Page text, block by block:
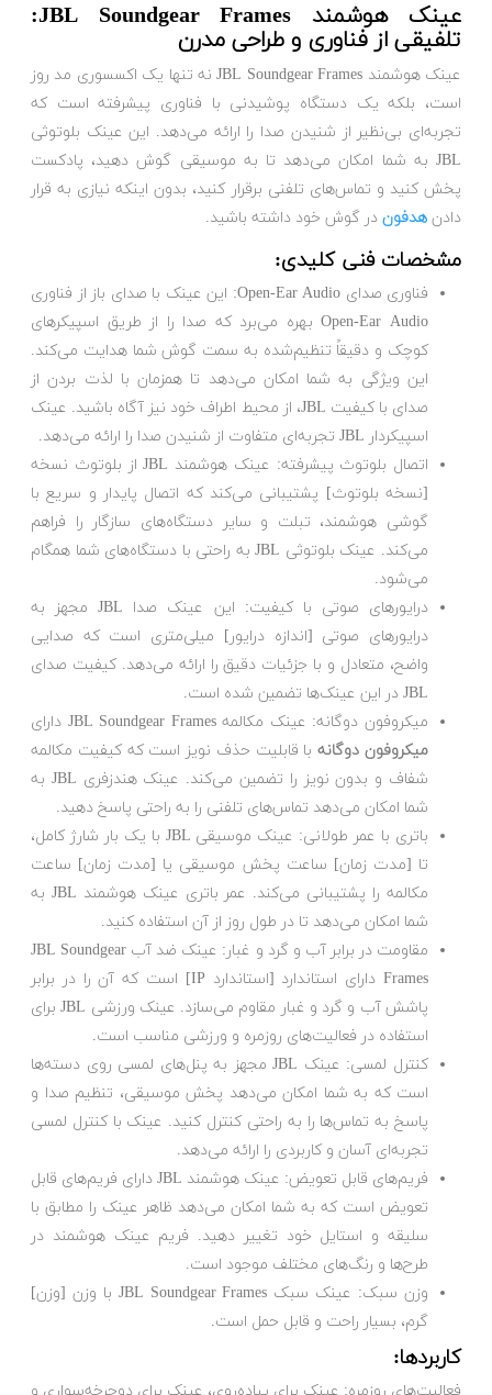
عینک هوشمند JBL Soundgear Frames:
تلفیقی از فناوری و طراحی مدرن
عینک هوشمند JBL Soundgear Frames نه تنها یک اکسسوری مد روز
است، بلکه یک دستگاه پوشیدنی با فناوری پیشرفته است که
تجربه‌ای بی‌نظیر از شنیدن صدا را ارائه می‌دهد. این عینک بلوتوثی
JBL به شما امکان می‌دهد تا به موسیقی گوش دهید، پادکست
پخش کنید و تماس‌های تلفنی برقرار کنید، بدون اینکه نیازی به قرار
دادن هدفون در گوش خود داشته باشید.
مشخصات فنی کلیدی:
فناوری صدای Open-Ear Audio: این عینک با صدای باز از فناوری
Open-Ear Audio بهره می‌برد که صدا را از طریق اسپیکرهای
کوچک و دقیقاً تنظیم‌شده به سمت گوش شما هدایت می‌کند.
این ویژگی به شما امکان می‌دهد تا همزمان با لذت بردن از
صدای با کیفیت JBL، از محیط اطراف خود نیز آگاه باشید. عینک
اسپیکردار JBL تجربه‌ای متفاوت از شنیدن صدا را ارائه می‌دهد.
اتصال بلوتوث پیشرفته: عینک هوشمند JBL از بلوتوث نسخه
[نسخه بلوتوث] پشتیبانی می‌کند که اتصال پایدار و سریع با
گوشی هوشمند، تبلت و سایر دستگاه‌های سازگار را فراهم
می‌کند. عینک بلوتوثی JBL به راحتی با دستگاه‌های شما همگام
می‌شود.
درایورهای صوتی با کیفیت: این عینک صدا JBL مجهز به
درایورهای صوتی [اندازه درایور] میلی‌متری است که صدایی
واضح، متعادل و با جزئیات دقیق را ارائه می‌دهد. کیفیت صدای
JBL در این عینک‌ها تضمین شده است.
میکروفون دوگانه: عینک مکالمه JBL Soundgear Frames دارای
میکروفون دوگانهبا قابلیت حذف نویز است که کیفیت مکالمه
شفاف و بدون نویز را تضمین می‌کند. عینک هندزفری JBL به
شما امکان می‌دهد تماس‌های تلفنی را به راحتی پاسخ دهید.
باتری با عمر طولانی: عینک موسیقی JBL با یک بار شارژ کامل،
تا [مدت زمان] ساعت پخش موسیقی یا [مدت زمان] ساعت
مکالمه را پشتیبانی می‌کند. عمر باتری عینک هوشمند JBL به
شما امکان می‌دهد تا در طول روز از آن استفاده کنید.
مقاومت در برابر آب و گرد و غبار: عینک ضد آب JBL Soundgear
Frames دارای استاندارد [استاندارد IP] است که آن را در برابر
پاشش آب و گرد و غبار مقاوم می‌سازد. عینک ورزشی JBL برای
استفاده در فعالیت‌های روزمره و ورزشی مناسب است.
کنترل لمسی: عینک JBL مجهز به پنل‌های لمسی روی دسته‌ها
است که به شما امکان می‌دهد پخش موسیقی، تنظیم صدا و
پاسخ به تماس‌ها را به راحتی کنترل کنید. عینک با کنترل لمسی
تجربه‌ای آسان و کاربردی را ارائه می‌دهد.
فریم‌های قابل تعویض: عینک هوشمند JBL دارای فریم‌های قابل
تعویض است که به شما امکان می‌دهد ظاهر عینک را مطابق با
سلیقه و استایل خود تغییر دهید. فریم عینک هوشمند در
طرح‌ها و رنگ‌های مختلف موجود است.
وزن سبک: عینک سبک JBL Soundgear Frames با وزن [وزن]
گرم، بسیار راحت و قابل حمل است.
کاربردها: